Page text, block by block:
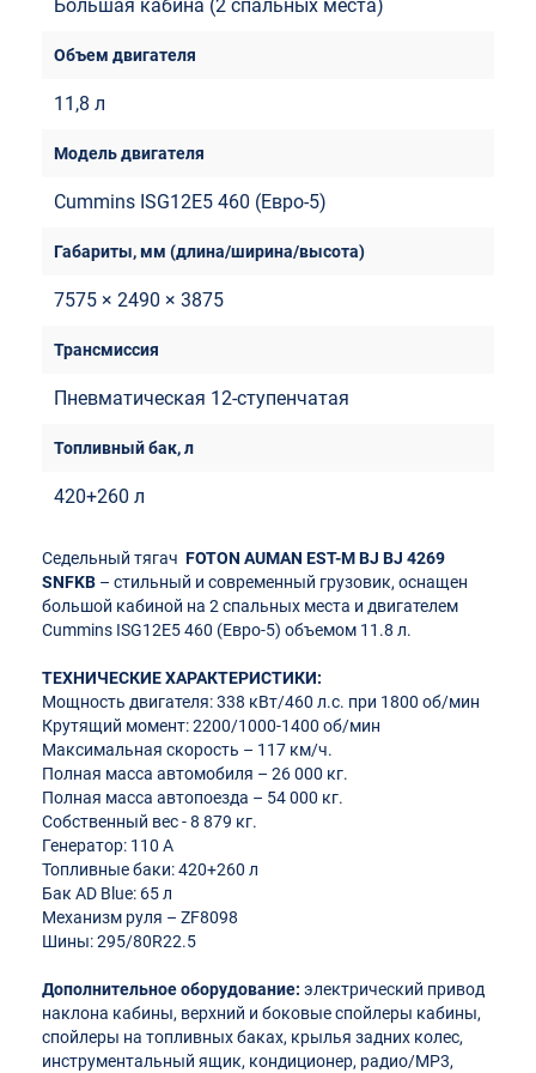
Большая кабина (2 спальных места)
11,8 л
Cummins ISG12E5 460 (Евро-5)
7575 × 2490 × 3875
Пневматическая 12-ступенчатая
420+260 л
Седельный тягач FOTON AUMAN EST-M BJ BJ 4269
SNFKB – стильный и современный грузовик, оснащен
большой кабиной на 2 спальных места и двигателем
Cummins ISG12E5 460 (Евро-5) объемом 11.8 л.
ТЕХНИЧЕСКИЕ ХАРАКТЕРИСТИКИ:
Мощность двигателя: 338 кВт/460 л.с. при 1800 об/мин
Крутящий момент: 2200/1000-1400 об/мин
Максимальная скорость – 117 км/ч.
Полная масса автомобиля – 26 000 кг.
Полная масса автопоезда – 54 000 кг.
Собственный вес - 8 879 кг.
Генератор: 110 А
Топливные баки: 420+260 л
Бак AD Blue: 65 л
Механизм руля – ZF8098
Шины: 295/80R22.5
Дополнительное оборудование: электрический привод
наклона кабины, верхний и боковые спойлеры кабины,
спойлеры на топливных баках, крылья задних колес,
инструментальный ящик, кондиционер, радио/MP3,